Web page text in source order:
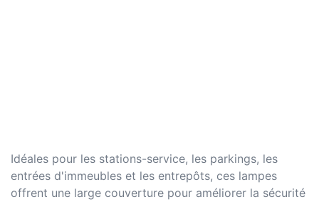
Idéales pour les stations-service, les parkings, les
entrées d'immeubles et les entrepôts, ces lampes
offrent une large couverture pour améliorer la sécurité